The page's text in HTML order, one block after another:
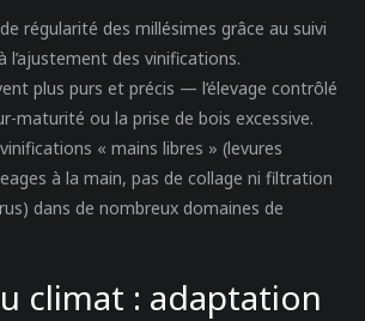
régularité des millésimes grâce au suivi
l’ajustement des vinifications.
plus purs et précis — l’élevage contrôlé
maturité ou la prise de bois excessive.
« mains libres » (levures
à la main, pas de collage ni filtration
dans de nombreux domaines de
climat : adaptation